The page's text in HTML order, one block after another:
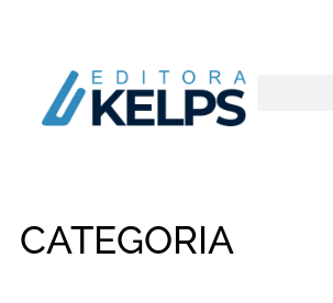
CATEGORIA